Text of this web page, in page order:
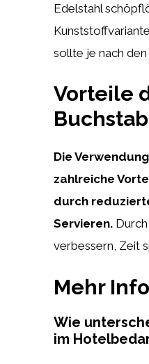
Edelstahl
sollte je nach
Vorteile
Die
zahlreiche
durch
Servieren.
verbessern, Zeit
Mehr
Wie
im